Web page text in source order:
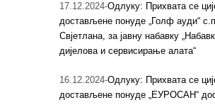
17.12.2024-Одлуку: Прихвата се
достављене понуде „Голф ауди“
Свјетлана, за јавну набавку
дијелова и сервисирање алата“
16.12.2024-Одлуку: Прихвата се
достављене понуде „ЕУРОСАН“